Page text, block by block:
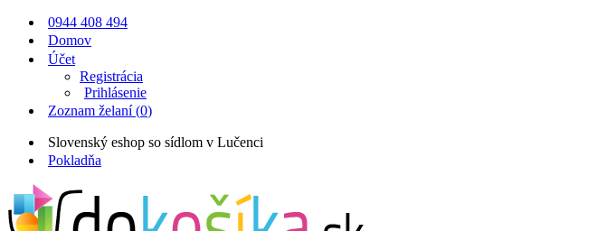
0944 408 494
Domov
Účet
Registrácia
Prihlásenie
Zoznam želaní (0)
Slovenský eshop so sídlom v Lučenci
Pokladňa